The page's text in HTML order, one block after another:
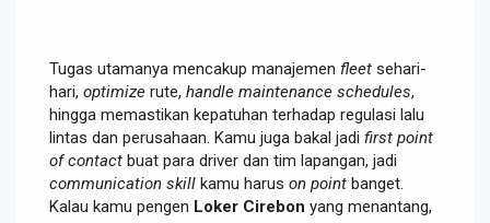
Tugas utamanya mencakup manajemen fleet sehari-
hari, optimize rute, handle maintenance schedules,
hingga memastikan kepatuhan terhadap regulasi lalu
lintas dan perusahaan. Kamu juga bakal jadi first point
of contact buat para driver dan tim lapangan, jadi
communication skill kamu harus on point banget.
Kalau kamu pengen Loker Cirebon yang menantang,